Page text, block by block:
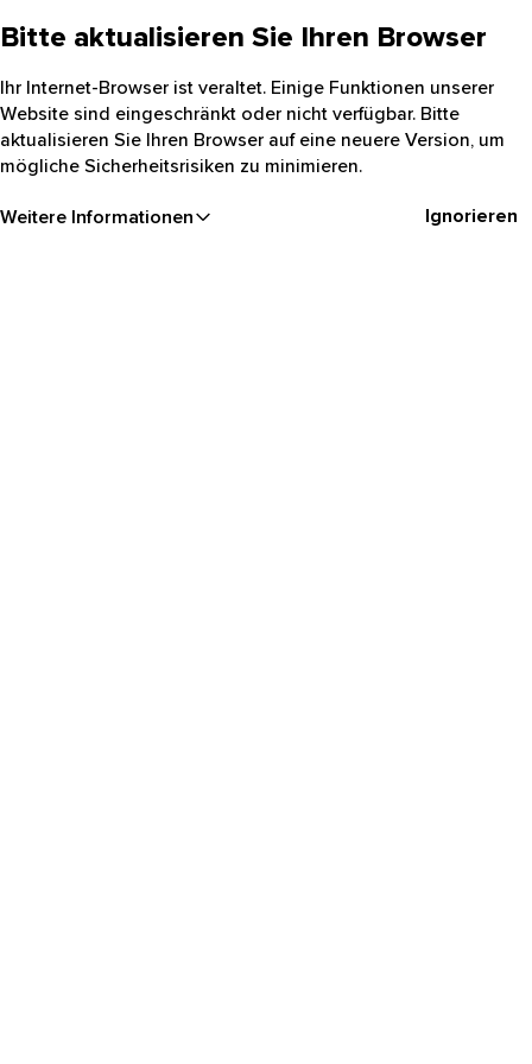
Bitte aktualisieren Sie Ihren Browser
Ihr Internet-Browser ist veraltet. Einige Funktionen unserer
Website sind eingeschränkt oder nicht verfügbar. Bitte
aktualisieren Sie Ihren Browser auf eine neuere Version, um
mögliche Sicherheitsrisiken zu minimieren.
Weitere Informationen Ignorieren